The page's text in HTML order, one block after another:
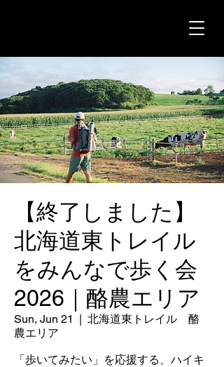
【終了しました】
北海道東トレイル
をみんなで歩く会
2026｜酪農エリア
Sun, Jun 21
  |
北海道東トレイル 酪
農エリア
「歩いてみたい」を応援する、ハイキ